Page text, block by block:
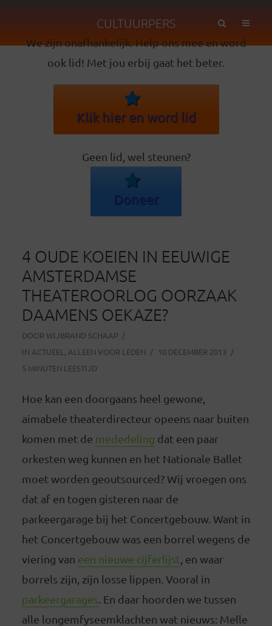
CULTUURPERS
We zijn onafhankelijk. Help ons mee en word
ook lid! Met jou erbij gaat het beter.
Klik hier en word lid
Geen lid, wel steunen?
Doneer
4 OUDE KOEIEN IN EEUWIGE
AMSTERDAMSE
THEATEROORLOG OORZAAK
DAAMENS OEKAZE?
DOOR WIJBRAND SCHAAP
IN ACTUEEL , ALLEEN VOOR LEDEN
10 DECEMBER 2013
5 MINUTEN LEESTIJD
Hoe kan een doorgaans heel gewone,
aimabele theaterdirecteur opeens naar buiten
komen met de mededeling dat een paar
orkesten weg kunnen en het Nationale Ballet
moet worden geoutsourced? Wij vroegen ons
dat af en togen gisteren naar de
parkeergarage bij het Concertgebouw. Want in
het Concertgebouw was een borrel wegens de
viering van een nieuwe cijferlijst, en waar
borrels zijn, zijn losse lippen. Vooral in
parkeergarages . En daar hoorden we tussen
alle longemfyseemklachten wat nieuws: Melle